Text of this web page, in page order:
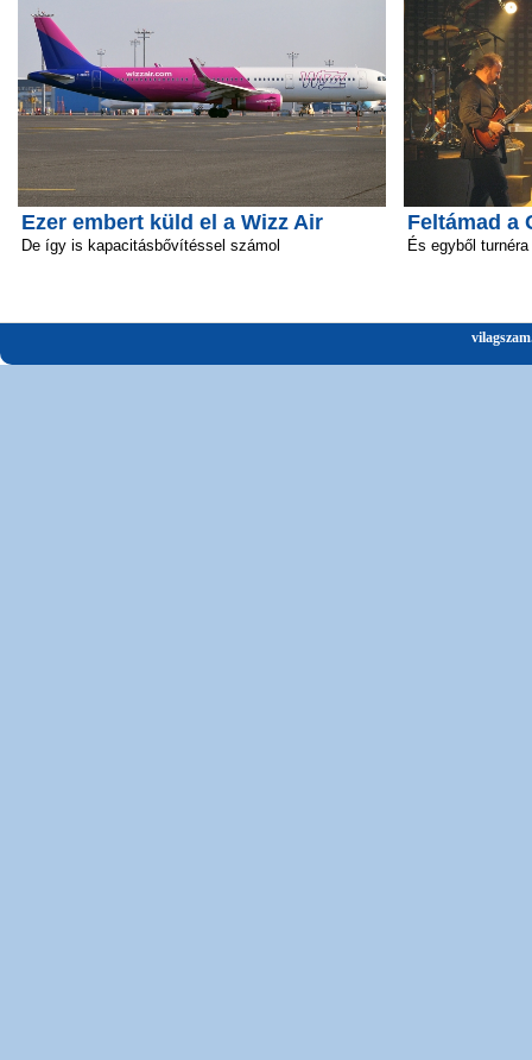
Ezer embert küld el a Wizz Air
De így is kapacitásbővítéssel számol
Feltámad a
És egyből